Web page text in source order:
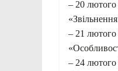
– 20 лютого
– 21 лютого
– 24 лютого